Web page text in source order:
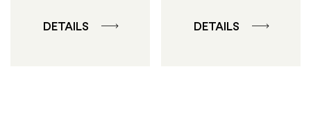
DETAILS DETAILS